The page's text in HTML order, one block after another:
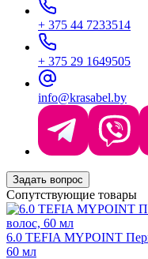
+ 375 44 7233514
+ 375 29 1649505
info@krasabel.by
Задать вопрос
Сопутствующие товары
6.0 TEFIA MYPOINT
60 мл